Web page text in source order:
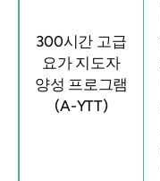
300시간 고급
요가 지도자
양성 프로그램
(A-YTT)